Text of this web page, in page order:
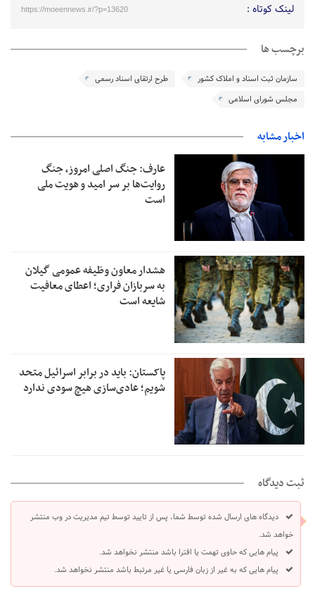
لینک کوتاه : https://moeennews.ir/?p=13620
برچسب ها
سازمان ثبت اسناد و املاک کشور
طرح ارتقای اسناد رسمی
مجلس شورای اسلامی
اخبار مشابه
عارف: جنگ اصلی امروز، جنگ
روایت‌ها بر سر امید و هویت ملی
است
هشدار معاون وظیفه عمومی گیلان
به سربازان فراری؛ اعطای معافیت
شایعه است
پاکستان: باید در برابر اسرائیل متحد
شویم؛ عادی‌سازی هیچ سودی ندارد
ثبت دیدگاه
دیدگاه های ارسال شده توسط شما، پس از تایید توسط تیم مدیریت در وب منتشر
خواهد شد.
پیام هایی که حاوی تهمت یا افترا باشد منتشر نخواهد شد.
پیام هایی که به غیر از زبان فارسی یا غیر مرتبط باشد منتشر نخواهد شد.